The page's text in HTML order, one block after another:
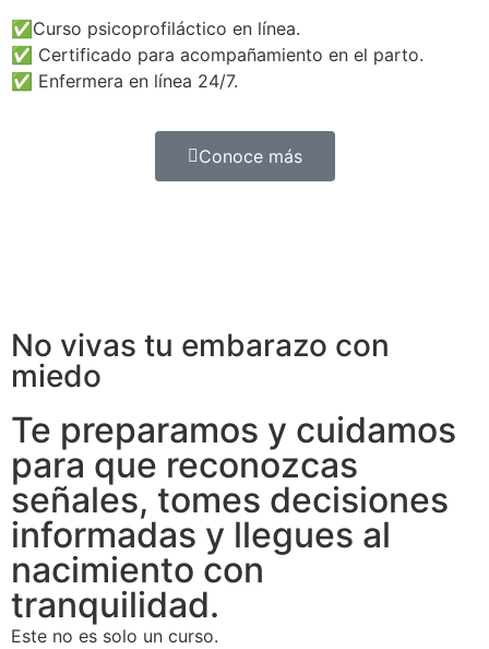
✅Curso psicoprofiláctico en línea.
✅ Certificado para acompañamiento en el parto.
✅ Enfermera en línea 24/7.
Conoce más
No vivas tu embarazo con
miedo
Te preparamos y cuidamos
para que reconozcas
señales, tomes decisiones
informadas y llegues al
nacimiento con
tranquilidad.
Este no es solo un curso.